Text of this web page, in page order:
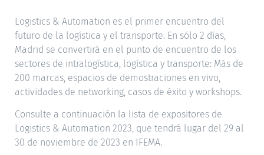
Logistics & Automation es el primer encuentro del
futuro de la logística y el transporte. En sólo 2 días,
Madrid se convertirá en el punto de encuentro de los
sectores de intralogística, logística y transporte: Más de
200 marcas, espacios de demostraciones en vivo,
actividades de networking, casos de éxito y workshops.
Consulte a continuación la lista de expositores de
Logistics & Automation 2023, que tendrá lugar del 29 al
30 de noviembre de 2023 en IFEMA.